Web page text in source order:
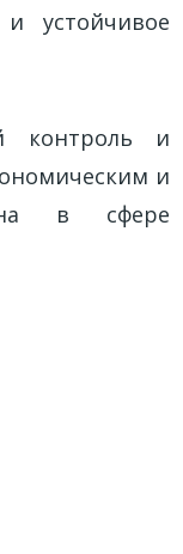
устойчивое
контроль и
и
в сфере